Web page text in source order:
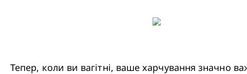
Тепер, коли ви вагітні, ваше харчування значно